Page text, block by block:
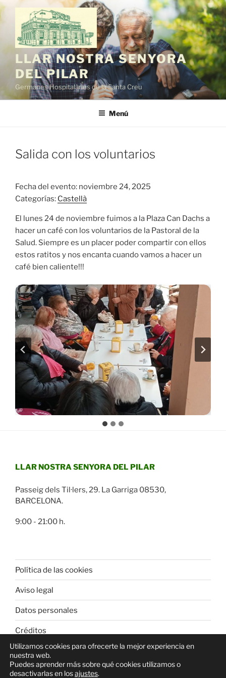
Saltar
contenido
LLAR NOSTRA SENYORA
DEL PILAR
Germanes Hospitalàries de la Santa Creu
Menú
Salida con los voluntarios
Fecha del evento: noviembre 24, 2025
Categorías: Castellà
El lunes 24 de noviembre fuimos a la Plaza Can Dachs a
hacer un café con los voluntarios de la Pastoral de la
Salud. Siempre es un placer poder compartir con ellos
estos ratitos y nos encanta cuando vamos a hacer un
café bien caliente!!!
LLAR NOSTRA SENYORA DEL PILAR
Passeig dels Til·lers, 29. La Garriga 08530,
BARCELONA.
9:00 - 21:00 h.
Política de las cookies
Aviso legal
Datos personales
Créditos
Utilizamos cookies para ofrecerte la mejor experiencia en
nuestra web.
Puedes aprender más sobre qué cookies utilizamos o
desactivarlas en losajustes.